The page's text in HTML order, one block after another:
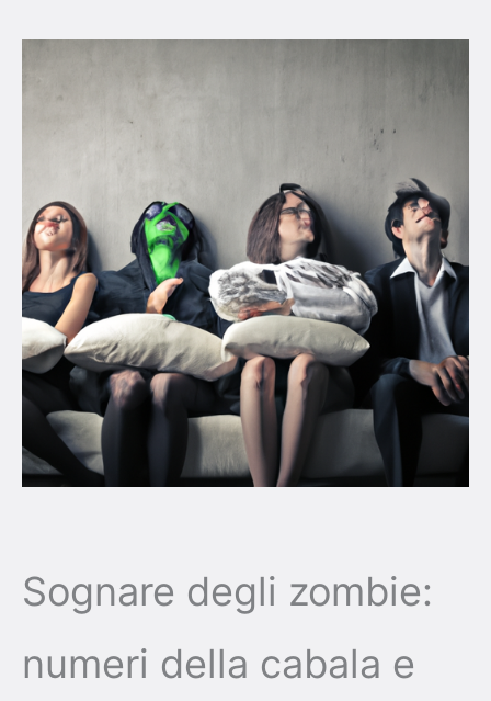
Sognare degli zombie:
numeri della cabala e